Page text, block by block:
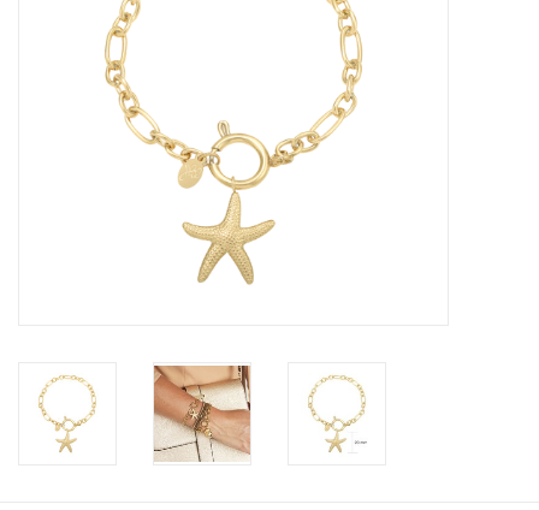
Zonnebrillen
LIFESTYLE PRODUCTEN
INSPIRATIE